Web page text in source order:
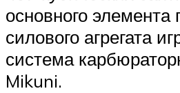
основного элемента
силового агрегата
система
Mikuni.